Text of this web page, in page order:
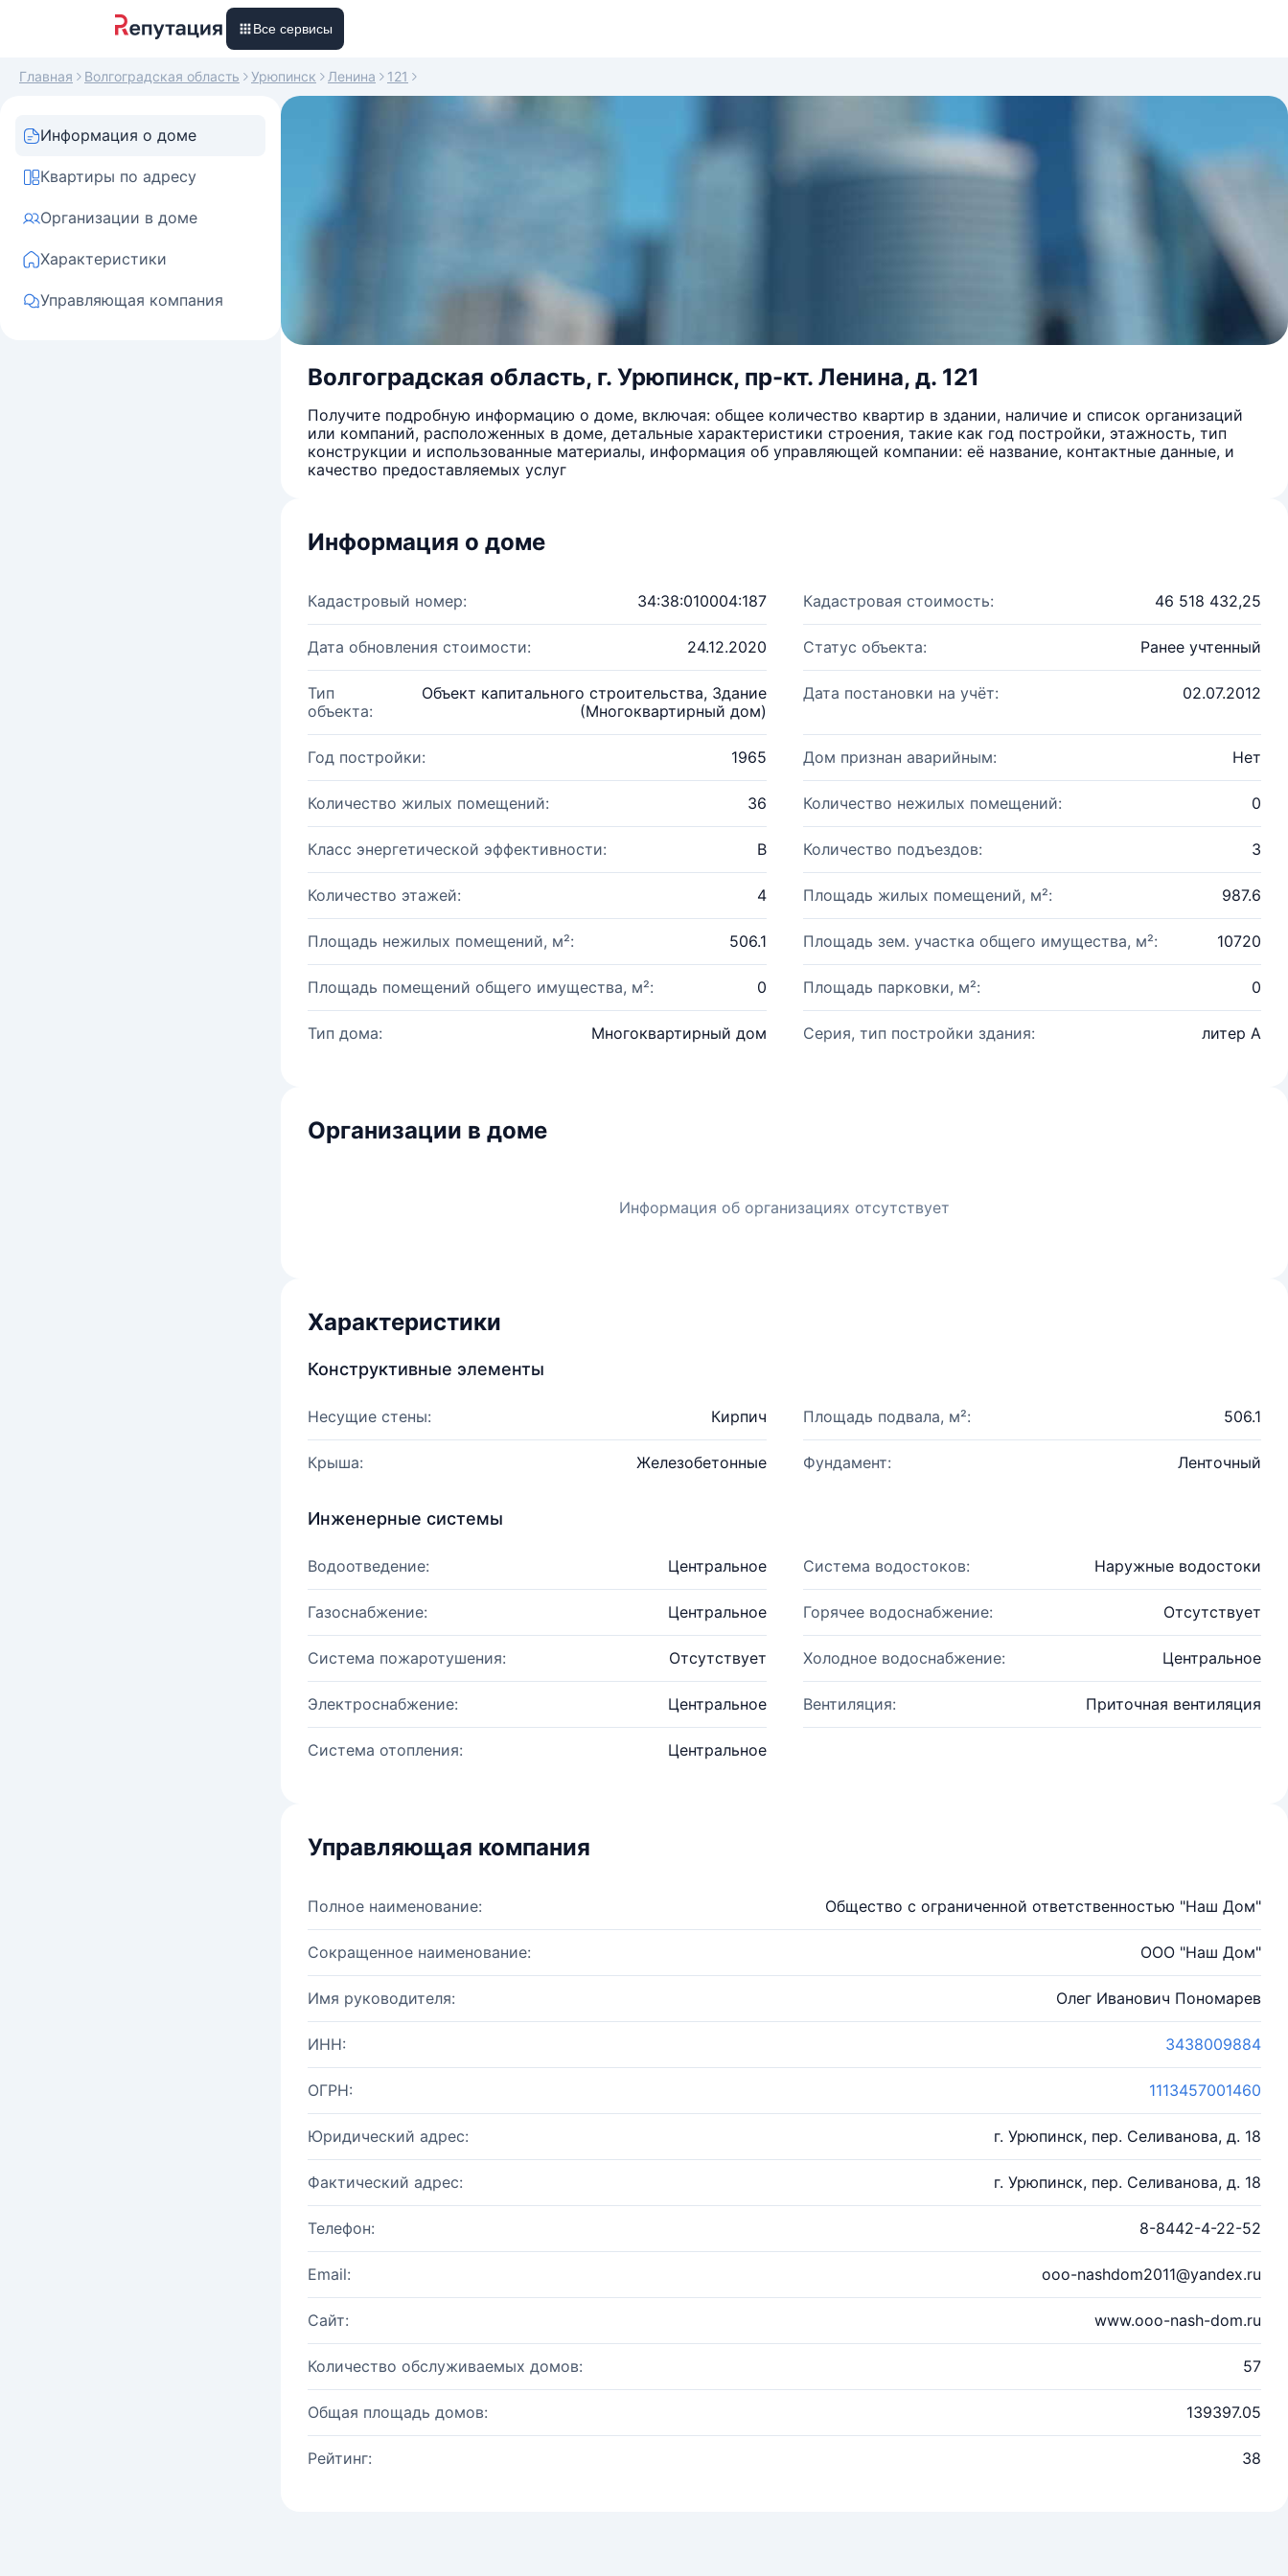
Все сервисы
Главная Волгоградская область Урюпинск Ленина 121
Информация о доме
Квартиры по адресу
Организации в доме
Характеристики
Управляющая компания
Волгоградская область, г. Урюпинск, пр-кт. Ленина, д. 121
Получите подробную информацию о доме, включая: общее количество квартир в здании, наличие и список организаций
или компаний, расположенных в доме, детальные характеристики строения, такие как год постройки, этажность, тип
конструкции и использованные материалы, информация об управляющей компании: её название, контактные данные, и
качество предоставляемых услуг
Информация о доме
Кадастровый номер: 34:38:010004:187 Кадастровая стоимость: 46 518 432,25
Дата обновления стоимости: 24.12.2020 Статус объекта: Ранее учтенный
Тип
объекта:
Объект капитального строительства, Здание
(Многоквартирный дом)
Дата постановки на учёт: 02.07.2012
Год постройки: 1965 Дом признан аварийным: Нет
Количество жилых помещений: 36 Количество нежилых помещений: 0
Класс энергетической эффективности: B Количество подъездов: 3
Количество этажей: 4 Площадь жилых помещений, м²: 987.6
Площадь нежилых помещений, м²: 506.1 Площадь зем. участка общего имущества, м²: 10720
Площадь помещений общего имущества, м²: 0 Площадь парковки, м²: 0
Тип дома: Многоквартирный дом Серия, тип постройки здания: литер А
Организации в доме
Информация об организациях отсутствует
Характеристики
Конструктивные элементы
Несущие стены: Кирпич Площадь подвала, м²: 506.1
Крыша: Железобетонные Фундамент: Ленточный
Инженерные системы
Водоотведение: Центральное Система водостоков: Наружные водостоки
Газоснабжение: Центральное Горячее водоснабжение: Отсутствует
Система пожаротушения: Отсутствует Холодное водоснабжение: Центральное
Электроснабжение: Центральное Вентиляция: Приточная вентиляция
Система отопления: Центральное
Управляющая компания
Полное наименование: Общество с ограниченной ответственностью "Наш Дом"
Сокращенное наименование: ООО "Наш Дом"
Имя руководителя: Олег Иванович Пономарев
ИНН: 3438009884
ОГРН: 1113457001460
Юридический адрес: г. Урюпинск, пер. Селиванова, д. 18
Фактический адрес: г. Урюпинск, пер. Селиванова, д. 18
Телефон: 8-8442-4-22-52
Email: ooo-nashdom2011@yandex.ru
Сайт: www.ooo-nash-dom.ru
Количество обслуживаемых домов: 57
Общая площадь домов: 139397.05
Рейтинг: 38